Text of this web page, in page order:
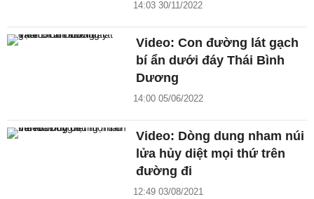
14:03 30/11/2022
Video: Con đường lát gạch
bí ẩn dưới đáy Thái Bình
Dương
14:00 05/06/2022
Video: Dòng dung nham núi
lửa hủy diệt mọi thứ trên
đường đi
12:49 03/08/2021